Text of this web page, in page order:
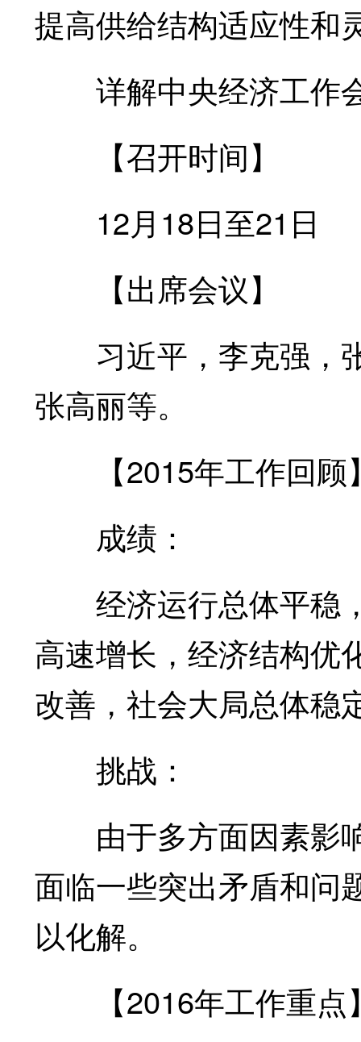
提高供给结构适应性和
详解中央经济工作
【召开时间】
12月18日至21日
【出席会议】
习近平，李克强，
张高丽等。
【2015年工作回顾
成绩：
经济运行总体平稳
高速增长，经济结构优
改善，社会大局总体稳
挑战：
由于多方面因素影
面临一些突出矛盾和问
以化解。
【2016年工作重点